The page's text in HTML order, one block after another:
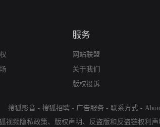
服务
网站联盟
关于我们
版权投诉
搜狐影音 - 搜狐招聘 - 广告服务 - 联系方式 -
视频隐私政策、 版权声明 、 反盗版和反盗链权利声